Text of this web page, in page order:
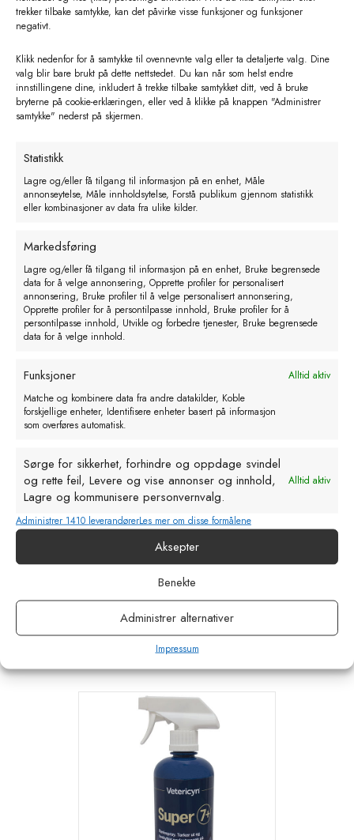
trekker tilbake samtykke, kan det påvirke visse funksjoner og funksjoner
negativt.
Klikk nedenfor for å samtykke til ovennevnte valg eller ta detaljerte valg. Dine
valg blir bare brukt på dette nettstedet. Du kan når som helst endre
innstillingene dine, inkludert å trekke tilbake samtykket ditt, ved å bruke
bryterne på cookie-erklæringen, eller ved å klikke på knappen "Administrer
samtykke" nederst på skjermen.
Statistikk
Lagre og/eller få tilgang til informasjon på en enhet, Måle
annonseytelse, Måle innholdsytelse, Forstå publikum gjennom statistikk
eller kombinasjoner av data fra ulike kilder.
Markedsføring
Lagre og/eller få tilgang til informasjon på en enhet, Bruke begrensede
data for å velge annonsering, Opprette profiler for personalisert
annonsering, Bruke profiler til å velge personalisert annonsering,
Opprette profiler for å persontilpasse innhold, Bruke profiler for å
persontilpasse innhold, Utvikle og forbedre tjenester, Bruke begrensede
data for å velge innhold.
Funksjoner
Alltid aktiv
Matche og kombinere data fra andre datakilder, Koble
forskjellige enheter, Identifisere enheter basert på informasjon
som overføres automatisk.
Sørge for sikkerhet, forhindre og oppdage svindel
og rette feil, Levere og vise annonser og innhold,
Lagre og kommunisere personvernvalg.
Alltid aktiv
Administrer 1410 leverandørerLes mer om disse formålene
Aksepter
Benekte
Administrer alternativer
Impressum
Cosy Calf kalvejakke str S Jersey
Legg i handlekurv
Lokk med smokk for speedy feeder
(408100)
Legg i handlekurv